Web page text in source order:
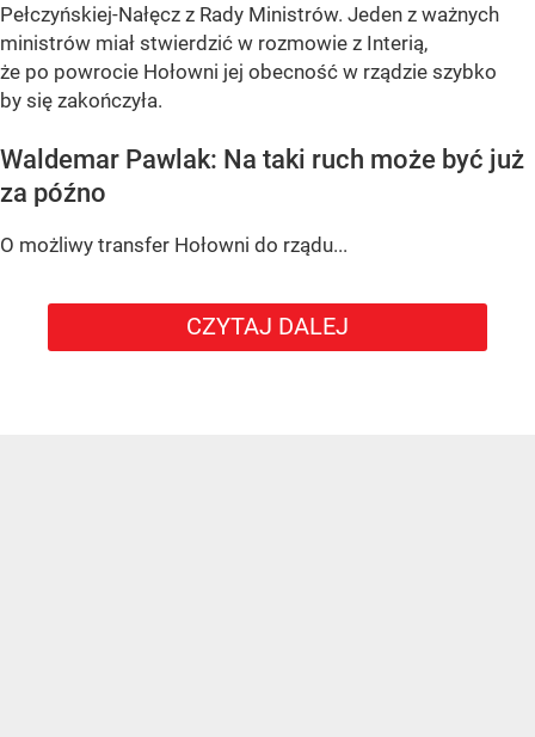
Pełczyńskiej-Nałęcz z Rady Ministrów. Jeden z ważnych
ministrów miał stwierdzić w rozmowie z Interią,
że po powrocie Hołowni jej obecność w rządzie szybko
by się zakończyła.
Waldemar Pawlak: Na taki ruch może być już
za późno
O możliwy transfer Hołowni do rządu...
CZYTAJ DALEJ